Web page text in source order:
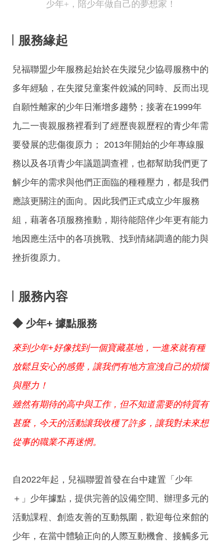
少年+，陪少年做自己的夢想家！
服務緣起
兒福聯盟少年服務起始於在失蹤兒少協尋服務中的
多年經驗，在失蹤兒童案件銳減的同時、反而出現
自願性離家的少年日漸增多趨勢；接著在1999年
九二一喪親服務裡看到了經歷喪親歷程的青少年需
要發展的悲傷復原力； 2013年開始的少年專線服
務以及各項青少年議題調查裡，也都幫助我們更了
解少年的需求與他們正面臨的種種壓力，都是我們
應該更關注的面向。因此我們正式成立少年服務
組，藉著各項服務推動，期待能陪伴少年更有能力
地因應生活中的各項挑戰、找到情緒調適的能力與
挫折復原力。
服務內容
◆ 少年+ 據點服務
來到少年+好像找到一個寶藏基地，一進來就有種
放鬆且安心的感覺，讓我們有地方宣洩自己的煩惱
與壓力！
雖然有期待的高中與工作，但不知道需要的特質有
甚麼，今天的活動讓我收穫了許多，讓我對未來想
從事的職業不再迷惘。
自2022年起，兒福聯盟首發在台中建置「少年
＋」少年據點，提供完善的設備空間、辦理多元的
活動課程、創造友善的互動氛圍，歡迎每位來館的
少年，在當中體驗正向的人際互動機會、接觸多元